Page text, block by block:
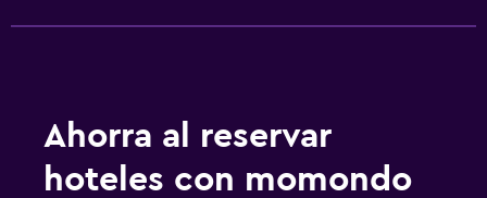
Ahorra al reservar
hoteles con momondo